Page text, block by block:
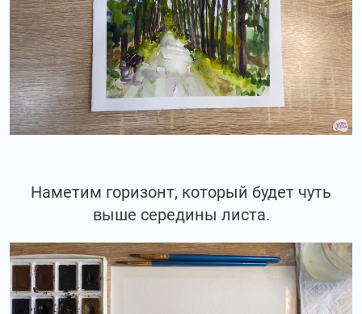
Наметим горизонт, который будет чуть
выше середины листа.